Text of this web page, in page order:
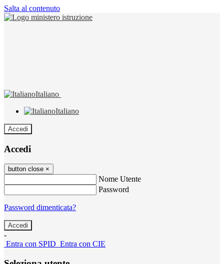
Salta al contenuto
Italiano
Italiano
Accedi
Accedi
button close ×
Nome Utente
Password
Password dimenticata?
-
Entra con SPID Entra con CIE